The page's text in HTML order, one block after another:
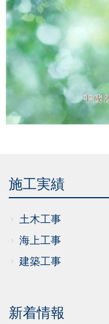
施工実績
土木工事
海上工事
建築工事
新着情報